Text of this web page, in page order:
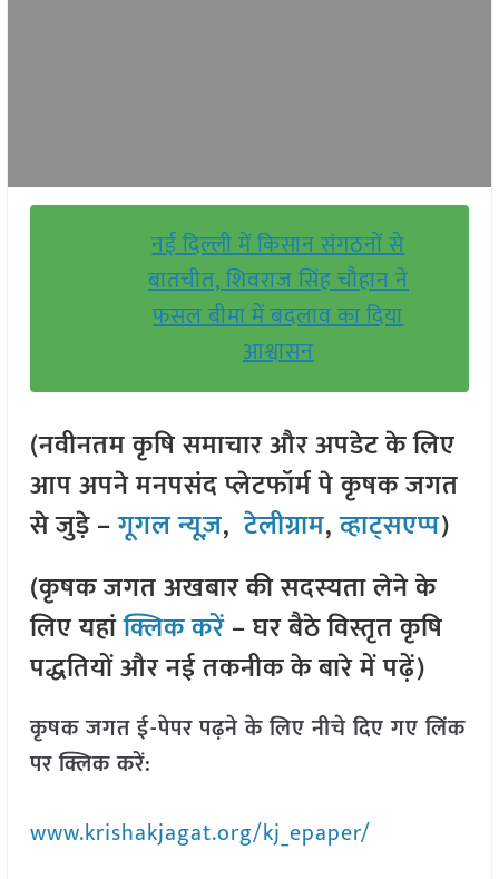
नई दिल्ली में किसान संगठनों से
बातचीत, शिवराज सिंह चौहान ने
फसल बीमा में बदलाव का दिया
आश्वासन
(नवीनतम कृषि समाचार और अपडेट के लिए
आप अपने मनपसंद प्लेटफॉर्म पे कृषक जगत
से जुड़े –गूगल न्यूज़,टेलीग्राम,व्हाट्सएप्प)
(कृषक जगत अखबार की सदस्यता लेने के
लिए यहांक्लिक करें– घर बैठे विस्तृत कृषि
पद्धतियों और नई तकनीक के बारे में पढ़ें)
कृषक जगत ई-पेपर पढ़ने के लिए नीचे दिए गए लिंक
पर क्लिक करें:
www.krishakjagat.org/kj_epaper/